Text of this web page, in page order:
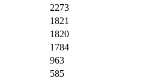
2273
1821
1820
1784
963
585